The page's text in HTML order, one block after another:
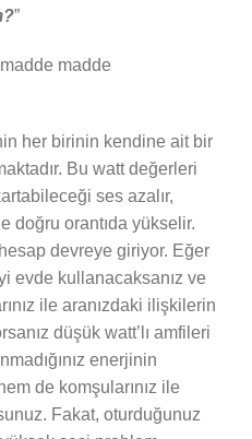
”
madde
her birinin kendine ait bir
Bu watt değerleri
ses azalır,
doğru orantıda yükselir.
devreye giriyor. Eğer
evde kullanacaksanız ve
ile aranızdaki ilişkilerin
düşük watt’lı amfileri
enerjinin
de komşularınız ile
Fakat, oturduğunuz